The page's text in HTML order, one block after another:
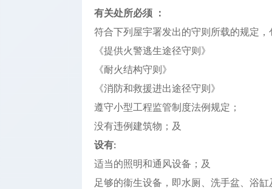
有关处所必须
：
符合下列屋宇署发出的守则所载的规定，
《提供火警逃生途径守则》
《耐火结构守则》
《消防和救援进出途径守则》
遵守小型工程监管制度法例规定；
没有违例建筑物；及
设有:
适当的照明和通风设备；及
足够的衞生设备，即水厕、洗手盆、浴缸